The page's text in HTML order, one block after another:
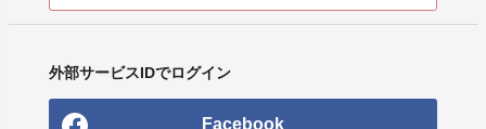
外部サービスIDでログイン
Facebook